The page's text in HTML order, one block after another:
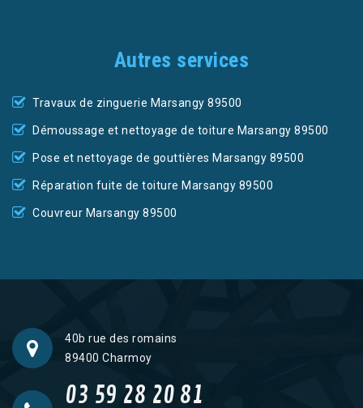
Autres services
Travaux de zinguerie Marsangy 89500
Démoussage et nettoyage de toiture Marsangy 89500
Pose et nettoyage de gouttières Marsangy 89500
Réparation fuite de toiture Marsangy 89500
Couvreur Marsangy 89500
40b rue des romains
89400 Charmoy
03 59 28 20 81